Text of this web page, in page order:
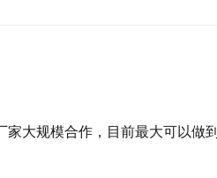
大规模合作，目前最大可以做到